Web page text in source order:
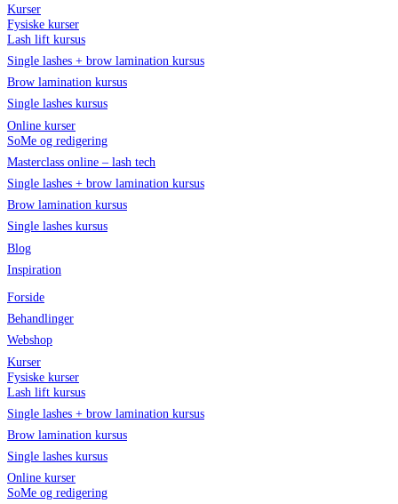
Kurser
Fysiske kurser
Lash lift kursus
Single lashes + brow lamination kursus
Brow lamination kursus
Single lashes kursus
Online kurser
SoMe og redigering
Masterclass online – lash tech
Single lashes + brow lamination kursus
Brow lamination kursus
Single lashes kursus
Blog
Inspiration
Forside
Behandlinger
Webshop
Kurser
Fysiske kurser
Lash lift kursus
Single lashes + brow lamination kursus
Brow lamination kursus
Single lashes kursus
Online kurser
SoMe og redigering